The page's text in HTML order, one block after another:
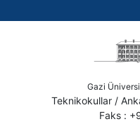
Gazi
Teknikokullar /
Faks :